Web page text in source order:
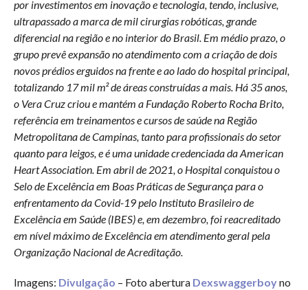
por investimentos em inovação e tecnologia, tendo, inclusive,
ultrapassado a marca de mil cirurgias robóticas, grande
diferencial na região e no interior do Brasil. Em médio prazo, o
grupo prevê expansão no atendimento com a criação de dois
novos prédios erguidos na frente e ao lado do hospital principal,
totalizando 17 mil m² de áreas construídas a mais. Há 35 anos,
o Vera Cruz criou e mantém a Fundação Roberto Rocha Brito,
referência em treinamentos e cursos de saúde na Região
Metropolitana de Campinas, tanto para profissionais do setor
quanto para leigos, e é uma unidade credenciada da American
Heart Association. Em abril de 2021, o Hospital conquistou o
Selo de Excelência em Boas Práticas de Segurança para o
enfrentamento da Covid-19 pelo Instituto Brasileiro de
Excelência em Saúde (IBES) e, em dezembro, foi reacreditado
em nível máximo de Excelência em atendimento geral pela
Organização Nacional de Acreditação.
Imagens: Divulgação – Foto abertura Dexswaggerboyno